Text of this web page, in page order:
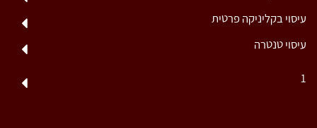
עיסוי בקליניקה פרטית
עיסוי טנטרה
1